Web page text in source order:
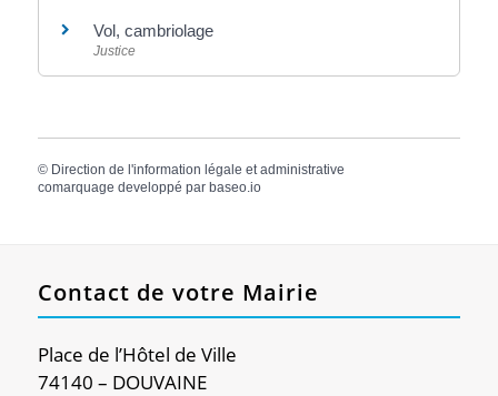
Vol, cambriolage
Justice
© Direction de l'information légale et administrative
comarquage developpé par baseo.io
Contact de votre Mairie
Place de l’Hôtel de Ville
74140 – DOUVAINE